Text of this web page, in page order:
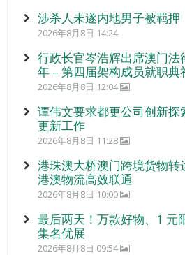
涉杀人未遂内地男子被羁押
2026年8月8日 14:24
行政长官岑浩辉出席澳门法
年 – 第四届架构成员就职典
2026年8月8日 12:04
谭伟文要求都更公司创新
更新工作
2026年8月8日 11:28
港珠澳大桥澳门跨境货物转
港澳物流高效联通
2026年8月8日 10:00
最后两天！万款好物、1 元
集名优展
2026年8月8日 09:54